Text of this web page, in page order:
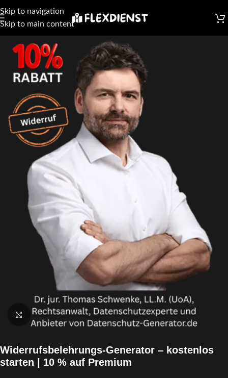
Skip to navigation
Skip to main content
Klick zum Vergrößern
Widerrufsbelehrungs-Generator – kostenlos
starten | 10 % auf Premium